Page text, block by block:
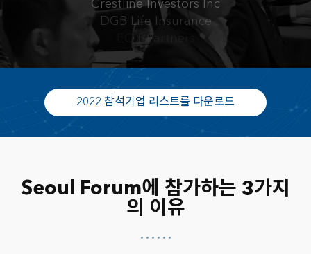
DGB Life Insurance
EQT Partners
Goldman Sachs
Government Employees Pension Service (GEPS)
Hanwha Life Insurance
Hyundai Marine & Fire Insurance
IFM Investors
I Squared Capital
Korea Investment Corporation (KIC)
Korea Post Savings
KTB Asset Management
Lotte Non-Life Insurance
2022 참석기업 리스트를 다운로드
Seoul Forum에 참가하는 3가지
의 이유